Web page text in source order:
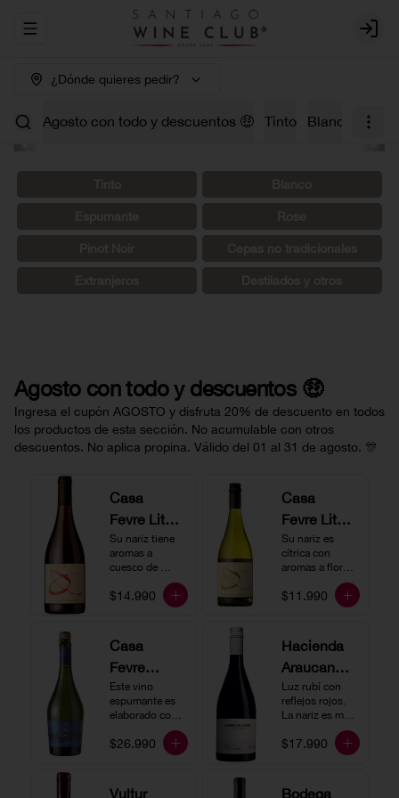
Abrir menu de navegación Login
¿Dónde quieres pedir?
Agosto con todo y descuentos 🤑 Tinto Blanco
Agosto con todo y descuentos 🤑
Ingresa el cupón AGOSTO y disfruta 20% de descuento en todos
los productos de esta sección. No acumulable con otros
descuentos. No aplica propina. Válido del 01 al 31 de agosto. 🎊
Casa
Fevre Little
Quino
Pinot Noir
Su nariz tiene
aromas a
cuesco de
frambuesa. En
boca tiene una
es un vino muy
vertical. Ideal
para beberlo
más frío como
acompañado de
$14.990
Casa
Fevre Little
Quino
Sauvignon
Su nariz es
cítrica con
aromas a flores
blancas y lima.
En boca tiene
vertical y de
persistencia
media. Ideal
para acompañar
con ostras.
$11.990
Casa
Fevre
Quino
Espumant
Este vino
espumante es
elaborado con
tradicional y se
produce a partir
Chardonnay y
$26.990
Hacienda
Araucano-
Lurton
Humo
Gran
Luz rubí con
reflejos rojos.
La nariz es muy
expresiva con
notas de fresa y
rico y redondo
$17.990
Vultur
Bodega